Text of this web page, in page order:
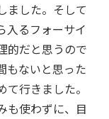
ました。そして
入るフォーサイ
的だと思うので
もないと思った
行きました。
も使わずに、目